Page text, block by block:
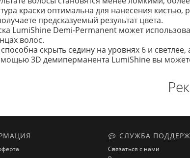
краски оптимальна для нанесения
предсказуемый результат цвета.
LumiShine Demi-Permanent может
волос.
скрыть седину на уровнях 6 и
3D демиперманента LumiShine вы
СЛУЖБА
Связаться с нами